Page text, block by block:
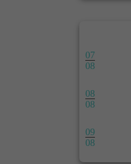
07
08
08
08
09
08